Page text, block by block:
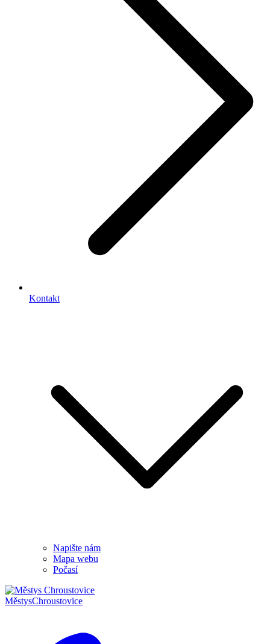
Kontakt
Napište nám
Mapa webu
Počasí
MěstysChroustovice